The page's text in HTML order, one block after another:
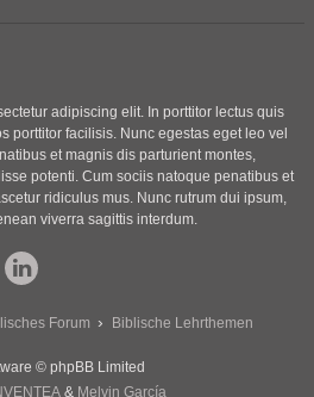
adipiscing elit. In porttitor lectus quis
porttitor facilisis. Nunc egestas eget leo vel
et magnis dis parturient montes,
potenti. Cum sociis natoque penatibus et
ridiculus mus. Nunc rutrum dui ipsum,
viverra sagittis interdum.
Forum Biblische Lehrthemen
© phpBB Limited
& Melvin García